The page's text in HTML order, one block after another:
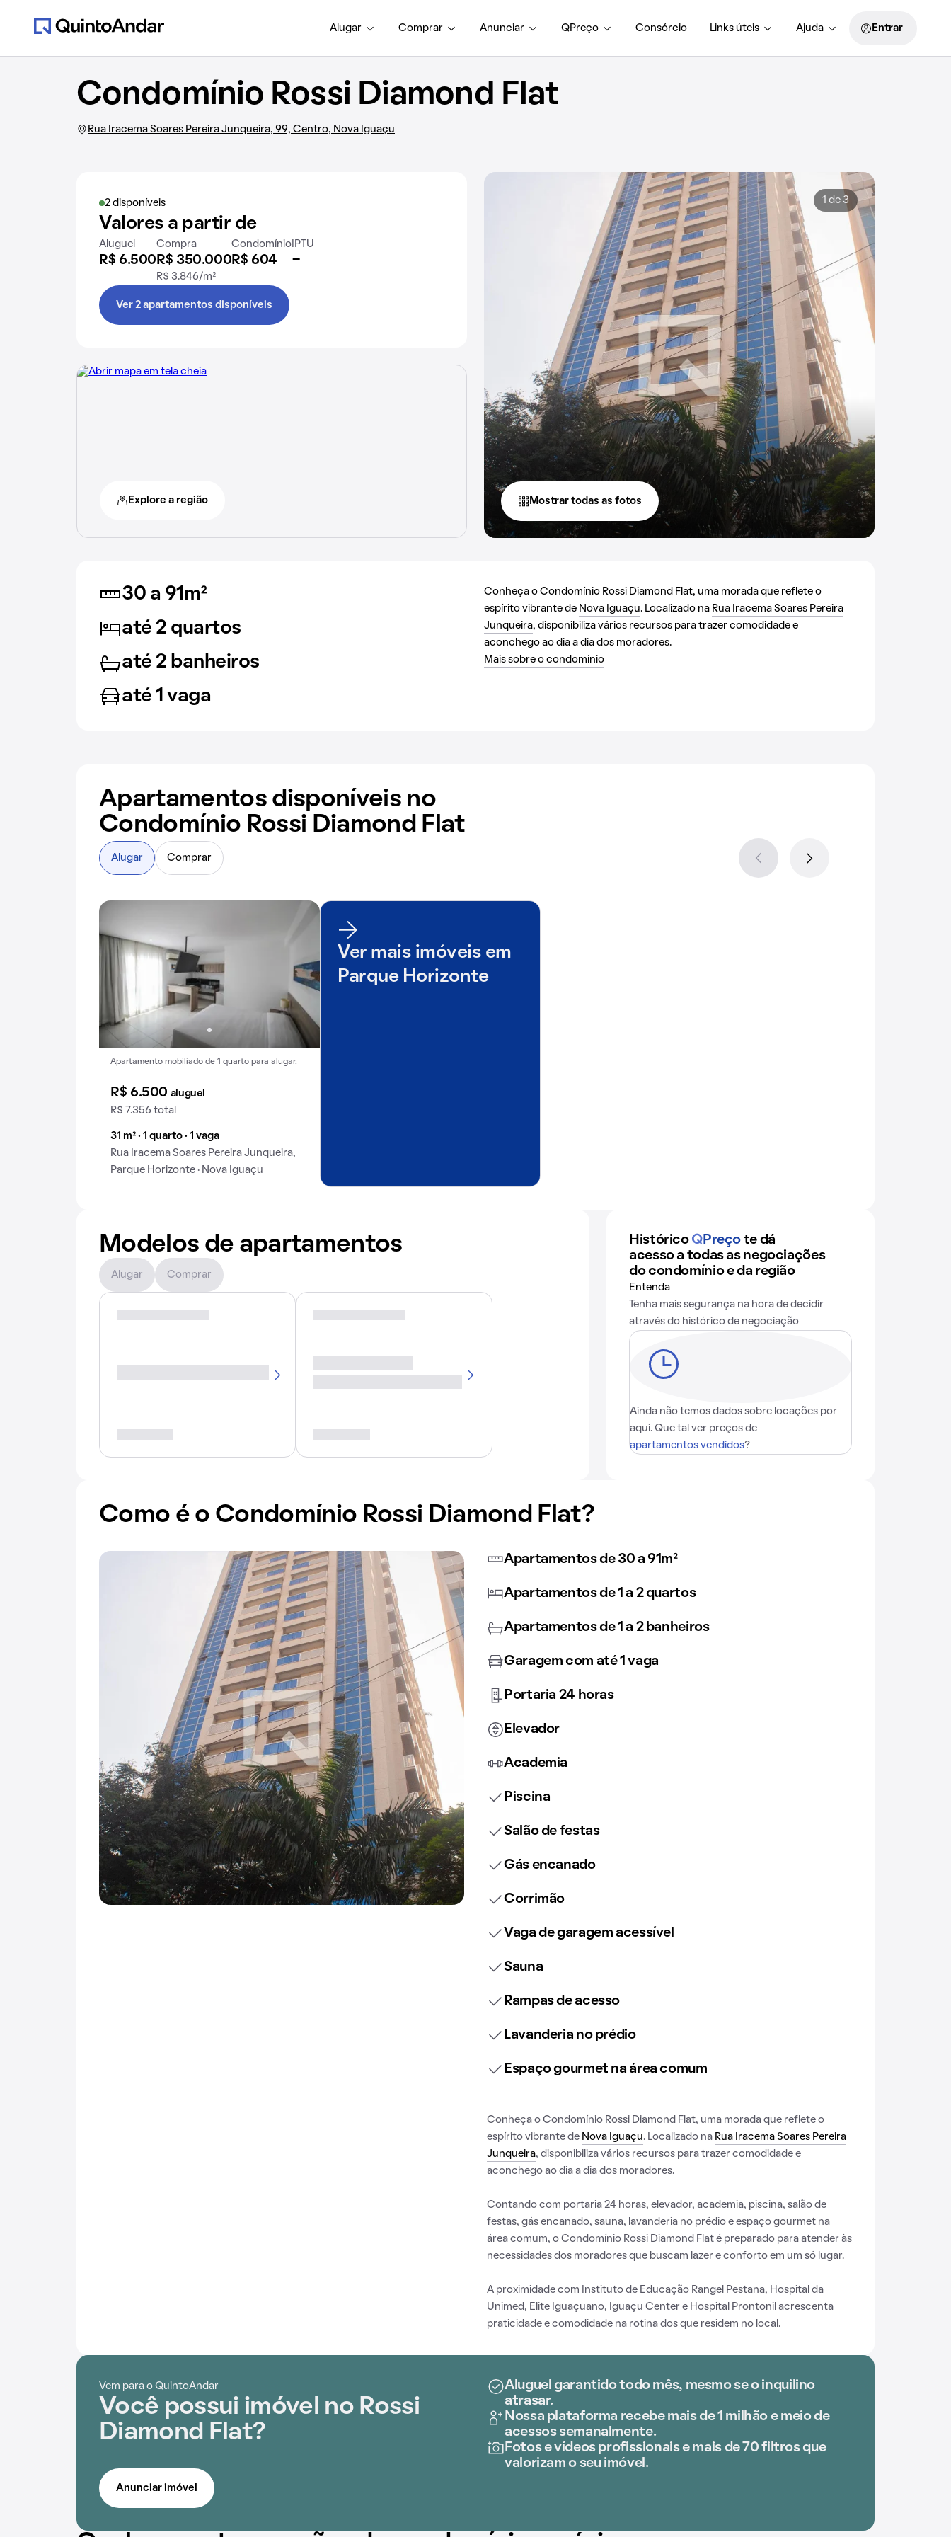
Alugar Comprar Anunciar QPreço Consórcio Links úteis Ajuda Entrar
Condomínio Rossi Diamond Flat
Rua Iracema Soares Pereira Junqueira, 99, Centro, Nova Iguaçu
2 disponíveis
Valores a partir de
Aluguel
R$ 6.500
Compra
R$ 350.000
R$ 3.846/m²
Condomínio
R$ 604
IPTU
-
Ver 2 apartamentos disponíveis
Explore a região
1 de 3
Mostrar todas as fotos
30 a 91m²
até 2 quartos
até 2 banheiros
até 1 vaga
Conheça o Condomínio Rossi Diamond Flat, uma morada que reflete o
espírito vibrante de Nova Iguaçu. Localizado na Rua Iracema Soares Pereira
Junqueira, disponibiliza vários recursos para trazer comodidade e
aconchego ao dia a dia dos moradores.
Mais sobre o condomínio
Apartamentos disponíveis no
Condomínio Rossi Diamond Flat
Apartamento mobiliado de 1 quarto para alugar.
R$ 6.500 aluguel
R$ 7.356 total
31 m² · 1 quarto · 1 vaga
Rua Iracema Soares Pereira Junqueira,
Parque Horizonte · Nova Iguaçu
Ver mais imóveis em
Parque Horizonte
Alugar Comprar
Modelos de apartamentos
Alugar Comprar
Histórico QPreço te dá
acesso a todas as negociações
do condomínio e da região
Entenda
Tenha mais segurança na hora de decidir
através do histórico de negociação
Ainda não temos dados sobre locações por
aqui. Que tal ver preços de
apartamentos vendidos?
Como é o Condomínio Rossi Diamond Flat?
Apartamentos de 30 a 91m²
Apartamentos de 1 a 2 quartos
Apartamentos de 1 a 2 banheiros
Garagem com até 1 vaga
Portaria 24 horas
Elevador
Academia
Piscina
Salão de festas
Gás encanado
Corrimão
Vaga de garagem acessível
Sauna
Rampas de acesso
Lavanderia no prédio
Espaço gourmet na área comum
Conheça o Condomínio Rossi Diamond Flat, uma morada que reflete o
espírito vibrante de Nova Iguaçu. Localizado na Rua Iracema Soares Pereira
Junqueira, disponibiliza vários recursos para trazer comodidade e
aconchego ao dia a dia dos moradores.
Contando com portaria 24 horas, elevador, academia, piscina, salão de
festas, gás encanado, sauna, lavanderia no prédio e espaço gourmet na
área comum, o Condomínio Rossi Diamond Flat é preparado para atender às
necessidades dos moradores que buscam lazer e conforto em um só lugar.
A proximidade com Instituto de Educação Rangel Pestana, Hospital da
Unimed, Elite Iguaçuano, Iguaçu Center e Hospital Prontonil acrescenta
praticidade e comodidade na rotina dos que residem no local.
Vem para o QuintoAndar
Você possui imóvel no Rossi
Diamond Flat?
Aluguel garantido todo mês, mesmo se o inquilino
atrasar.
Nossa plataforma recebe mais de 1 milhão e meio de
acessos semanalmente.
Fotos e vídeos profissionais e mais de 70 filtros que
valorizam o seu imóvel.
Anunciar imóvel